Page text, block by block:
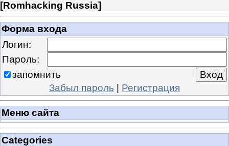
[Romhacking Russia]
Форма входа
Логин:
Пароль:
запомнить
Забыл пароль | Регистрация
Меню сайта
Categories